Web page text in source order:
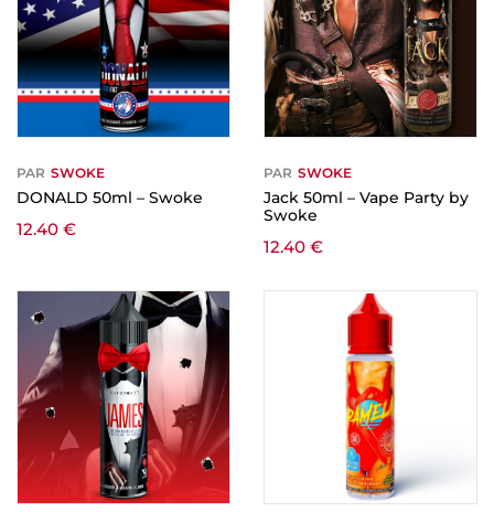
PAR SWOKE
DONALD 50ml – Swoke
12.40 €
PAR SWOKE
Jack 50ml – Vape Party by
Swoke
12.40 €